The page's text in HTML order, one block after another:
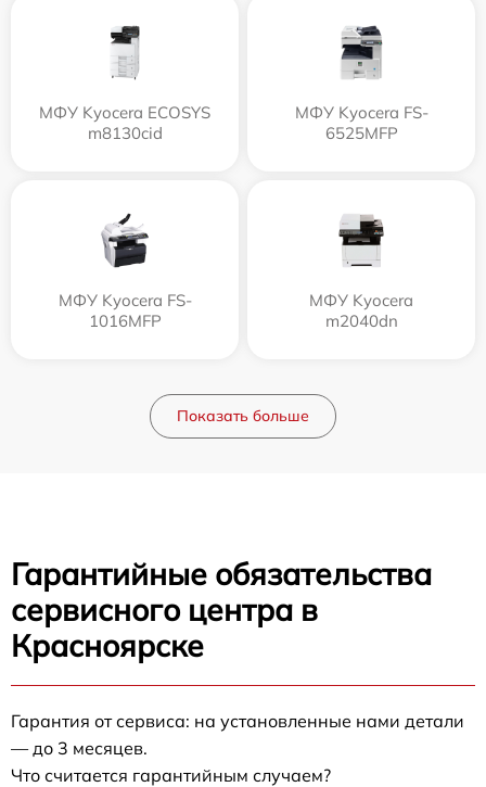
МФУ Kyocera ECOSYS
m8130cid
МФУ Kyocera FS-
6525MFP
МФУ Kyocera FS-
1016MFP
МФУ Kyocera
m2040dn
Показать больше
Гарантийные обязательства
сервисного центра в
Красноярске
Гарантия от сервиса: на установленные нами детали
— до 3 месяцев.
Что считается гарантийным случаем?